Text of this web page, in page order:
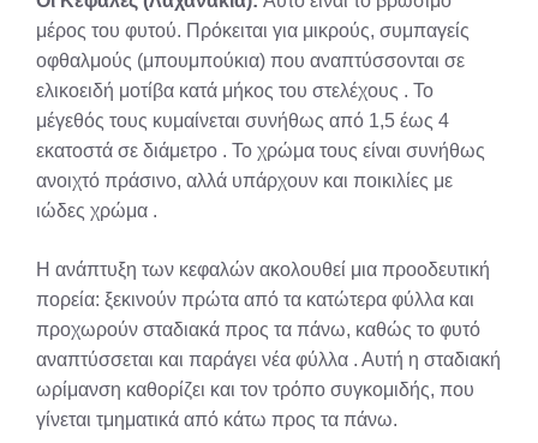
μέρος του φυτού. Πρόκειται για μικρούς, συμπαγείς
οφθαλμούς (μπουμπούκια) που αναπτύσσονται σε
ελικοειδή μοτίβα κατά μήκος του στελέχους . Το
μέγεθός τους κυμαίνεται συνήθως από 1,5 έως 4
εκατοστά σε διάμετρο . Το χρώμα τους είναι συνήθως
ανοιχτό πράσινο, αλλά υπάρχουν και ποικιλίες με
ιώδες χρώμα .
Η ανάπτυξη των κεφαλών ακολουθεί μια προοδευτική
πορεία: ξεκινούν πρώτα από τα κατώτερα φύλλα και
προχωρούν σταδιακά προς τα πάνω, καθώς το φυτό
αναπτύσσεται και παράγει νέα φύλλα . Αυτή η σταδιακή
ωρίμανση καθορίζει και τον τρόπο συγκομιδής, που
γίνεται τμηματικά από κάτω προς τα πάνω.